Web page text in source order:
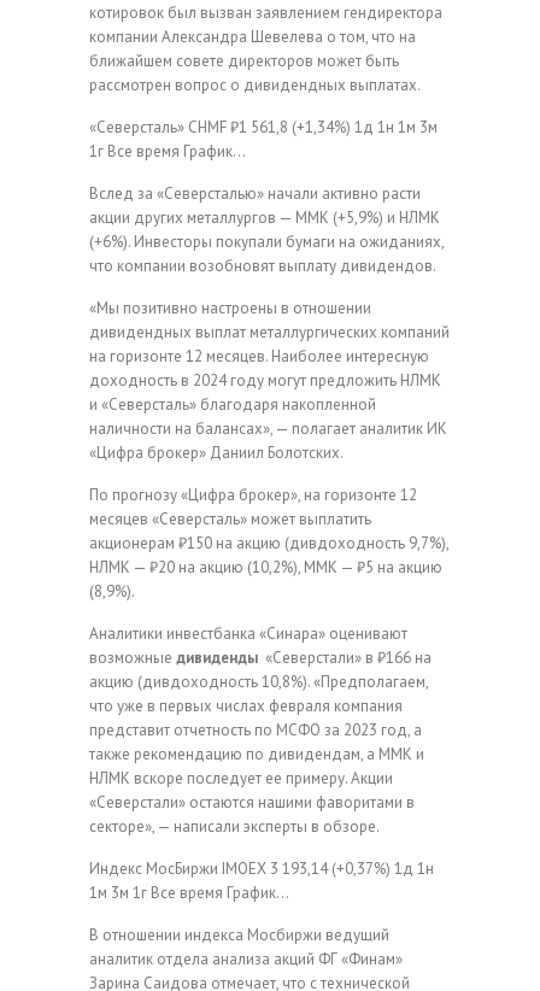
котировок был вызван заявлением гендиректора
компании Александра Шевелева о том, что на
ближайшем совете директоров может быть
рассмотрен вопрос о дивидендных выплатах.
«Северсталь» CHMF₽1 561,8 (+1,34%) 1д 1н 1м 3м
1г Все время График…
Вслед за «Северсталью» начали активно расти
акции других металлургов — ММК (+5,9%) и НЛМК
(+6%). Инвесторы покупали бумаги на ожиданиях,
что компании возобновят выплату дивидендов.
«Мы позитивно настроены в отношении
дивидендных выплат металлургических компаний
на горизонте 12 месяцев. Наиболее интересную
доходность в 2024 году могут предложить НЛМК
и «Северсталь» благодаря накопленной
наличности на балансах», — полагает аналитик ИК
«Цифра брокер» Даниил Болотских.
По прогнозу «Цифра брокер», на горизонте 12
месяцев «Северсталь» может выплатить
акционерам ₽150 на акцию (дивдоходность 9,7%),
НЛМК — ₽20 на акцию (10,2%), ММК — ₽5 на акцию
(8,9%).
Аналитики инвестбанка «Синара» оценивают
возможные дивиденды «Северстали» в ₽166 на
акцию (дивдоходность 10,8%). «Предполагаем,
что уже в первых числах февраля компания
представит отчетность по МСФО за 2023 год, а
также рекомендацию по дивидендам, а ММК и
НЛМК вскоре последует ее примеру. Акции
«Северстали» остаются нашими фаворитами в
секторе», — написали эксперты в обзоре.
Индекс МосБиржи IMOEX 3 193,14(+0,37%) 1д 1н
1м 3м 1г Все время График…
В отношении индекса Мосбиржи ведущий
аналитик отдела анализа акций ФГ «Финам»
Зарина Саидова отмечает, что с технической